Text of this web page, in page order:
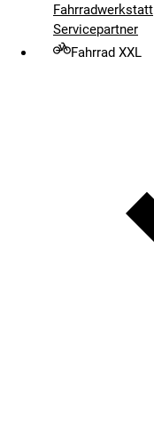
Fahrradwerkstatt
Servicepartner
Fahrrad XXL